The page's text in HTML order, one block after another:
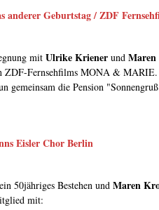
anderer Geburtstag / ZDF
mit Ulrike Kriener und
ZDF-Fernsehfilms MONA &
gemeinsam die Pension
Eisler Chor Berlin
50jähriges Bestehen und Maren
mit: